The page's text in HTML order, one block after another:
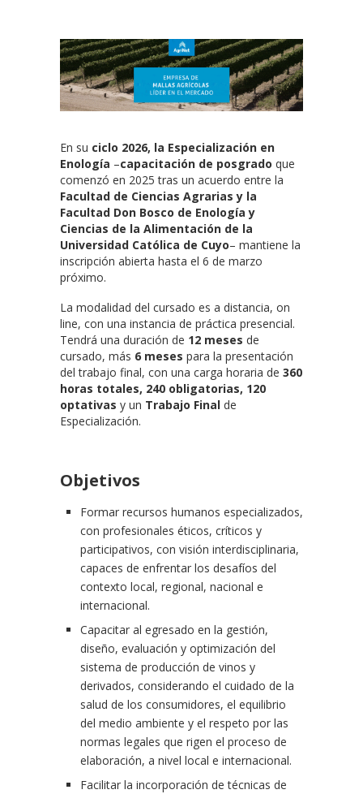
En su ciclo 2026, la Especialización en
Enología –capacitación de posgrado que
comenzó en 2025 tras un acuerdo entre la
Facultad de Ciencias Agrarias y la
Facultad Don Bosco de Enología y
Ciencias de la Alimentación de la
Universidad Católica de Cuyo– mantiene la
inscripción abierta hasta el 6 de marzo
próximo.
La modalidad del cursado es a distancia, on
line, con una instancia de práctica presencial.
Tendrá una duración de 12 meses de
cursado, más 6 meses para la presentación
del trabajo final, con una carga horaria de 360
horas totales, 240 obligatorias, 120
optativas y un Trabajo Final de
Especialización.
Objetivos
Formar recursos humanos especializados,
con profesionales éticos, críticos y
participativos, con visión interdisciplinaria,
capaces de enfrentar los desafíos del
contexto local, regional, nacional e
internacional.
Capacitar al egresado en la gestión,
diseño, evaluación y optimización del
sistema de producción de vinos y
derivados, considerando el cuidado de la
salud de los consumidores, el equilibrio
del medio ambiente y el respeto por las
normas legales que rigen el proceso de
elaboración, a nivel local e internacional.
Facilitar la incorporación de técnicas de